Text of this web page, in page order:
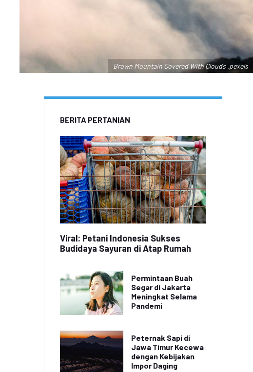
Brown Mountain Covered With Clouds .pexels
BERITA PERTANIAN
Viral: Petani Indonesia Sukses
Budidaya Sayuran di Atap Rumah
Permintaan Buah
Segar di Jakarta
Meningkat Selama
Pandemi
Peternak Sapi di
Jawa Timur Kecewa
dengan Kebijakan
Impor Daging